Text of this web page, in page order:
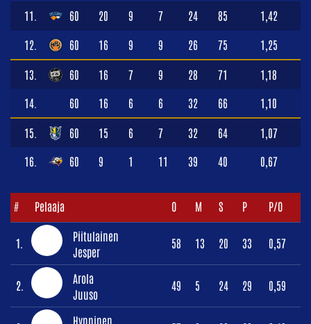
11. 60 20 9 7 24 85 1,42
12. 60 16 9 9 26 75 1,25
13. 60 16 7 9 28 71 1,18
14. 60 16 6 6 32 66 1,10
15. 60 15 6 7 32 64 1,07
16. 60 9 1 11 39 40 0,67
# Pelaaja O M S P P/O
1.
Piitulainen
Jesper
58 13 20 33 0,57
2.
Arola
Juuso
49 5 24 29 0,59
Hynninen